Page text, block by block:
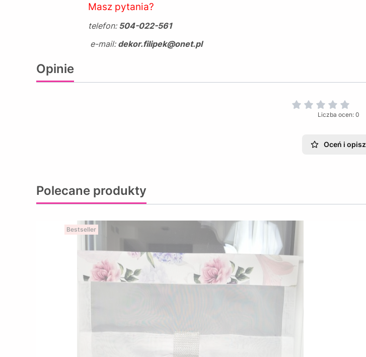
Masz pytania?
telefon: 504-022-561
e-mail: dekor.filipek@onet.pl
Opinie
Liczba ocen: 0
Oceń i opisz
Polecane produkty
Bestseller